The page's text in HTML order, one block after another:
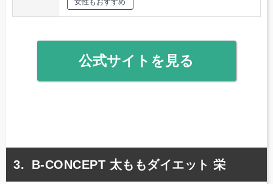
女性もおすすめ
公式サイトを見る
B-CONCEPT 太ももダイエット 栄